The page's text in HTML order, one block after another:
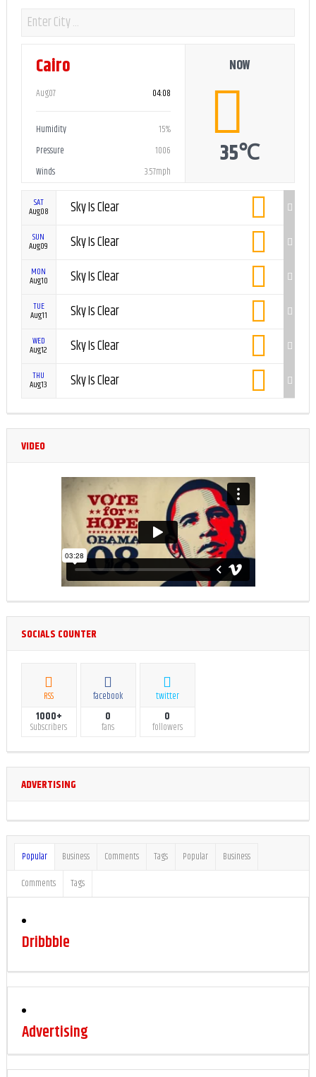
Cairo
Aug07 04:08
Humidity
15%
Pressure
1006
Winds
3.57mph
NOW
35℃
SAT
Aug08 Sky Is Clear
SUN
Aug09 Sky Is Clear
MON
Aug10 Sky Is Clear
TUE
Aug11 Sky Is Clear
WED
Aug12 Sky Is Clear
THU
Aug13 Sky Is Clear
VIDEO
SOCIALS COUNTER
RSS
1000+
Subscribers
facebook
0
fans
twitter
0
followers
ADVERTISING
Popular Business Comments Tags Popular
Business
Comments
Tags
Dribbble
Advertising